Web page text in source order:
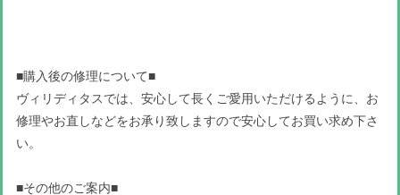
■購入後の修理について■
ヴィリディタスでは、安心して長くご愛用いただけるように、お
修理やお直しなどをお承り致しますので安心してお買い求め下さ
い。
■その他のご案内■